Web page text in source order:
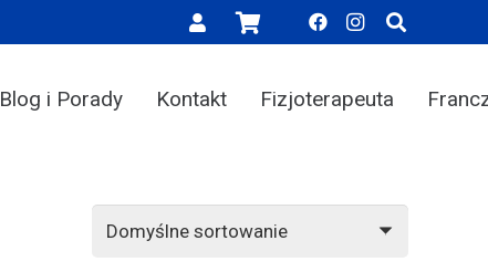
Blog i Porady Kontakt Fizjoterapeuta